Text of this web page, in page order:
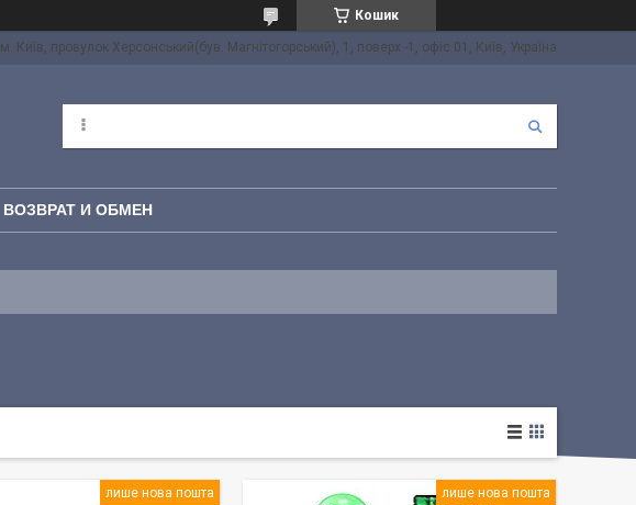
Кошик
м. Київ, провулок Херсонський(був. Магнітогорський), 1, поверх -1, офіс 01, Київ, Україна
ВОЗВРАТ И ОБМЕН
лише нова пошта лише нова пошта